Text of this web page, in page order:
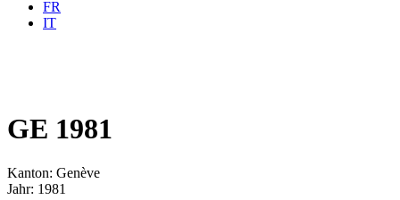
FR
IT
GE 1981
Kanton: Genève
Jahr: 1981